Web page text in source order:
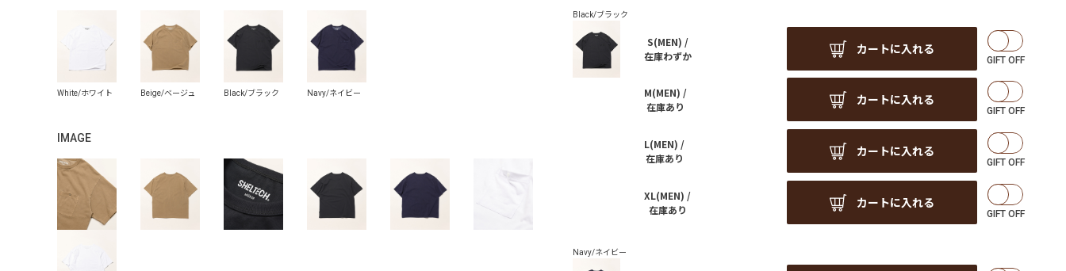
IMAGE
S(MEN) /
在庫わずか
カートに入れる
M(MEN) /
在庫あり
カートに入れる
L(MEN) /
在庫あり
カートに入れる
XL(MEN) /
在庫あり
カートに入れる